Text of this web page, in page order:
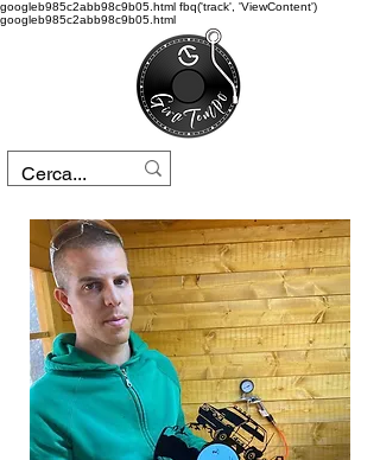
googleb985c2abb98c9b05.html fbq('track', 'ViewContent')
googleb985c2abb98c9b05.html